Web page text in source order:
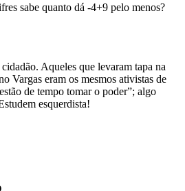
sabe quanto dá -4+9 pelo menos?
Aqueles que levaram tapa na
Vargas eram os mesmos ativistas de
de tempo tomar o poder”; algo
esquerdista!